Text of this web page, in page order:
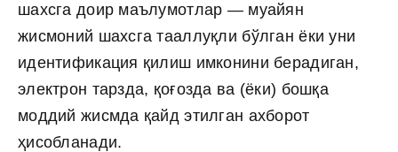
шахсга доир маълумотлар — муайян
жисмоний шахсга тааллуқли бўлган ёки уни
идентификация қилиш имконини берадиган,
электрон тарзда, қоғозда ва (ёки) бошқа
моддий жисмда қайд этилган ахборот
ҳисобланади.